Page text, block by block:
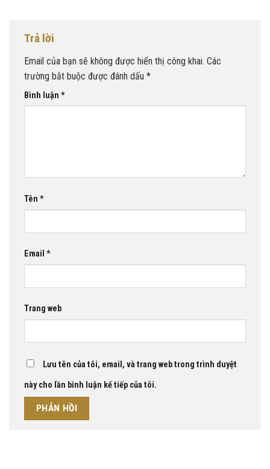
Trả lời
Email của bạn sẽ không được hiển thị công khai. Các
trường bắt buộc được đánh dấu *
Bình luận *
Tên *
Email *
Trang web
Lưu tên của tôi, email, và trang web trong trình duyệt
này cho lần bình luận kế tiếp của tôi.